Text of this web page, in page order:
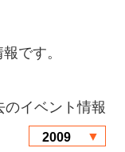
です。
のイベント情報